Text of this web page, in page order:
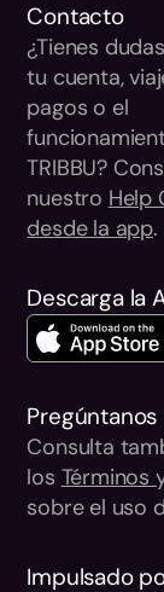
Descarga la
Contacto
¿Tienes
tu cuenta,
pagos o el
TRIBBU?
nuestro Help
desde la app.
Pregúntanos
Consulta
los Términos
sobre el uso
Impulsado